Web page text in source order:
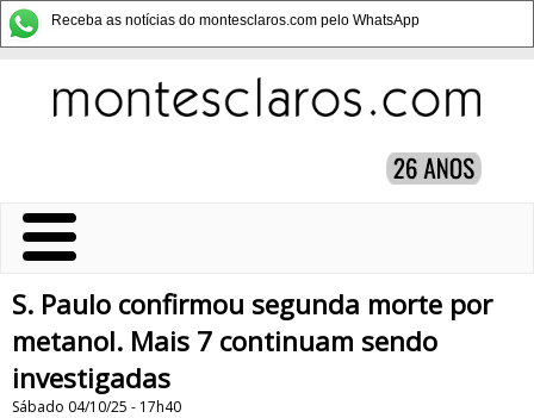
Receba as notícias do montesclaros.com pelo WhatsApp
S. Paulo confirmou segunda morte por
metanol. Mais 7 continuam sendo
investigadas
Sábado 04/10/25 - 17h40